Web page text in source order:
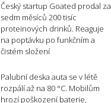
Český startup Goated prodal za
sedm měsíců 200 tisíc
proteinových drinků. Reaguje
na poptávku po funkčním a
čistém složení
Palubní deska auta se v létě
rozpálí až na 80 °C. Mobilům
hrozí poškození baterie,